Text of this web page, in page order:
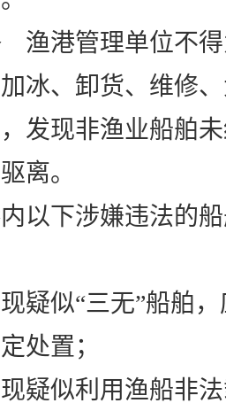
渔港管理单位不得
冰、卸货、维修
发现非渔业船舶
离。
以下涉嫌违法的
现疑似“三无”船舶
处置；
现疑似利用渔船非